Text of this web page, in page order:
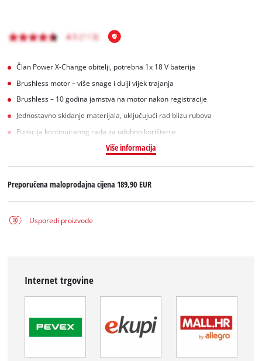
Član Power X-Change obitelji, potrebna 1x 18 V baterija
Brushless motor – više snage i dulji vijek trajanja
Brushless – 10 godina jamstva na motor nakon registracije
Jednostavno skidanje materijala, uključujući rad blizu rubova
Funkcija kontinuiranog rada za udobno korištenje
Više informacija
Preporučena maloprodajna cijena189,90 EUR
Usporedi proizvode
Internet trgovine